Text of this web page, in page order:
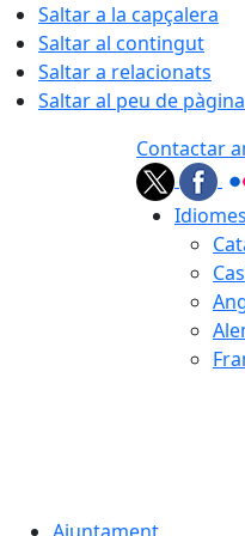
Saltar a la capçalera
Saltar al contingut
Saltar a relacionats
Saltar al peu de pàgina
Contactar
Idiomes